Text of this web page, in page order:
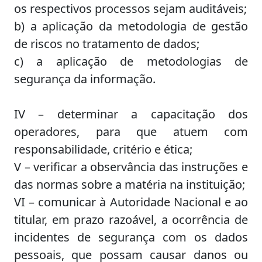
os respectivos processos sejam auditáveis;
b) a aplicação da metodologia de gestão
de riscos no tratamento de dados;
c) a aplicação de metodologias de
segurança da informação.
IV – determinar a capacitação dos
operadores, para que atuem com
responsabilidade, critério e ética;
V – verificar a observância das instruções e
das normas sobre a matéria na instituição;
VI – comunicar à Autoridade Nacional e ao
titular, em prazo razoável, a ocorrência de
incidentes de segurança com os dados
pessoais, que possam causar danos ou